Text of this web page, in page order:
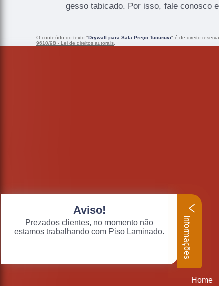
gesso tabicado. Por isso, fale conosco
O conteúdo do texto "Drywall para Sala Preço Tucuruvi" é de direito
9610/98 - Lei de direitos autorais
Home
Aviso!
Prezados clientes, no momento não
estamos trabalhando com Piso Laminado.
Informações